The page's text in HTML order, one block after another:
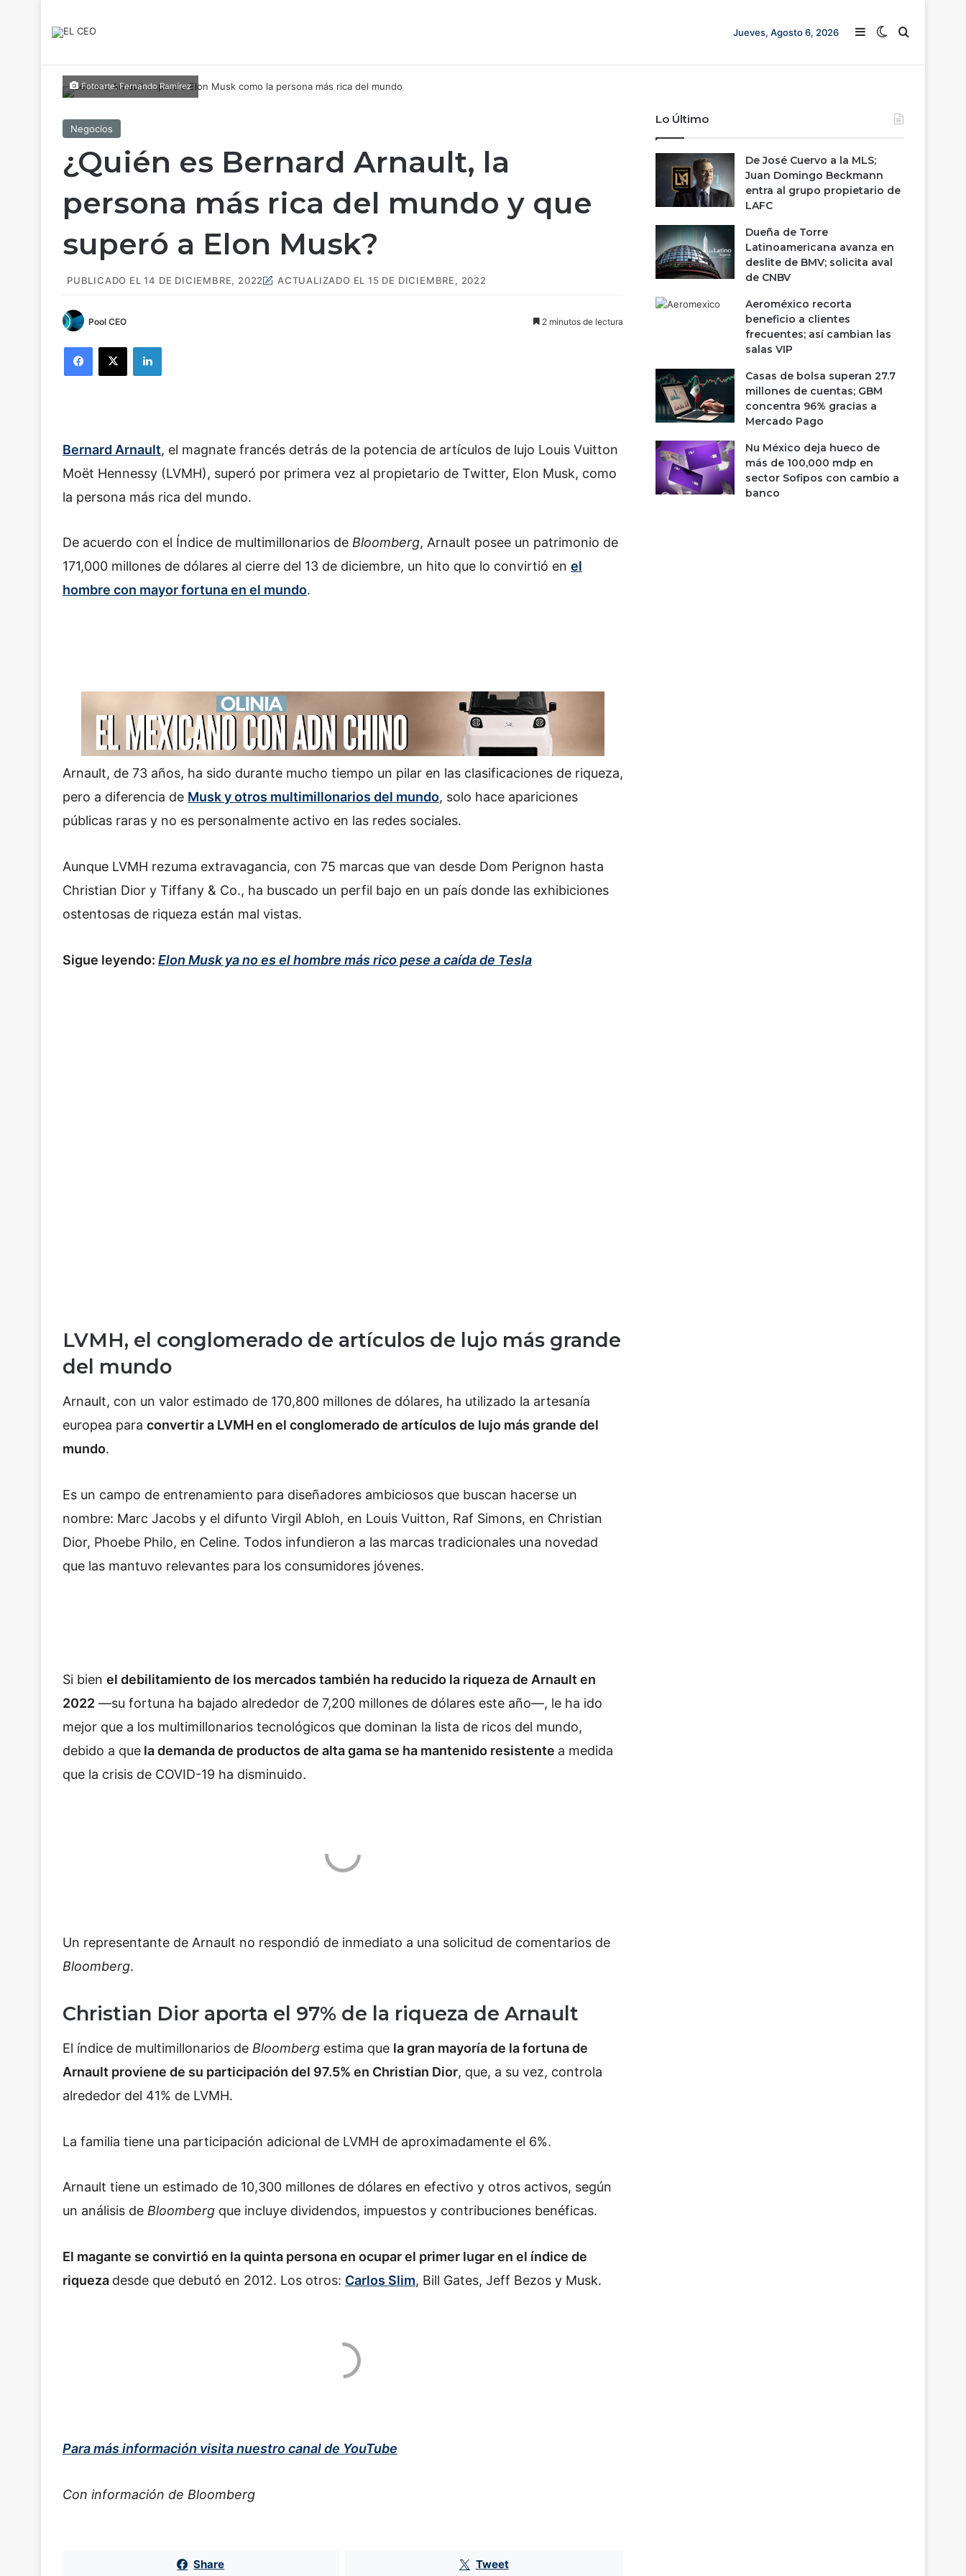
Jueves, Agosto 6, 2026 Barra lateral
Switch skin
Buscar
Fotoarte: Fernando Ramírez
Negocios
¿Quién es Bernard Arnault, la
persona más rica del mundo y que
superó a Elon Musk?
PUBLICADO EL 14 DE DICIEMBRE, 2022 ACTUALIZADO EL 15 DE DICIEMBRE, 2022
Pool CEO 2 minutos de lectura
Bernard Arnault, el magnate francés detrás de la potencia de artículos de lujo Louis Vuitton
Moët Hennessy (LVMH), superó por primera vez al propietario de Twitter, Elon Musk, como
la persona más rica del mundo.
De acuerdo con el Índice de multimillonarios de Bloomberg, Arnault posee un patrimonio de
171,000 millones de dólares al cierre del 13 de diciembre, un hito que lo convirtió en el
hombre con mayor fortuna en el mundo.
Arnault, de 73 años, ha sido durante mucho tiempo un pilar en las clasificaciones de riqueza,
pero a diferencia de Musk y otros multimillonarios del mundo, solo hace apariciones
públicas raras y no es personalmente activo en las redes sociales.
Aunque LVMH rezuma extravagancia, con 75 marcas que van desde Dom Perignon hasta
Christian Dior y Tiffany & Co., ha buscado un perfil bajo en un país donde las exhibiciones
ostentosas de riqueza están mal vistas.
Sigue leyendo: Elon Musk ya no es el hombre más rico pese a caída de Tesla
LVMH, el conglomerado de artículos de lujo más grande
del mundo
Arnault, con un valor estimado de 170,800 millones de dólares, ha utilizado la artesanía
europea para convertir a LVMH en el conglomerado de artículos de lujo más grande del
mundo.
Es un campo de entrenamiento para diseñadores ambiciosos que buscan hacerse un
nombre: Marc Jacobs y el difunto Virgil Abloh, en Louis Vuitton, Raf Simons, en Christian
Dior, Phoebe Philo, en Celine. Todos infundieron a las marcas tradicionales una novedad
que las mantuvo relevantes para los consumidores jóvenes.
Si bien el debilitamiento de los mercados también ha reducido la riqueza de Arnault en
2022 —su fortuna ha bajado alrededor de 7,200 millones de dólares este año—, le ha ido
mejor que a los multimillonarios tecnológicos que dominan la lista de ricos del mundo,
debido a que la demanda de productos de alta gama se ha mantenido resistente a medida
que la crisis de COVID-19 ha disminuido.
Un representante de Arnault no respondió de inmediato a una solicitud de comentarios de
Bloomberg.
Christian Dior aporta el 97% de la riqueza de Arnault
El índice de multimillonarios de Bloomberg estima que la gran mayoría de la fortuna de
Arnault proviene de su participación del 97.5% en Christian Dior, que, a su vez, controla
alrededor del 41% de LVMH.
La familia tiene una participación adicional de LVMH de aproximadamente el 6%.
Arnault tiene un estimado de 10,300 millones de dólares en efectivo y otros activos, según
un análisis de Bloomberg que incluye dividendos, impuestos y contribuciones benéficas.
El magante se convirtió en la quinta persona en ocupar el primer lugar en el índice de
riqueza desde que debutó en 2012. Los otros: Carlos Slim, Bill Gates, Jeff Bezos y Musk.
Para más información visita nuestro canal de YouTube
Con información de Bloomberg
Share Tweet
Lo Último
De José Cuervo a la MLS;
Juan Domingo Beckmann
entra al grupo propietario de
LAFC
Dueña de Torre
Latinoamericana avanza en
deslite de BMV; solicita aval
de CNBV
Aeroméxico recorta
beneficio a clientes
frecuentes; así cambian las
salas VIP
Casas de bolsa superan 27.7
millones de cuentas; GBM
concentra 96% gracias a
Mercado Pago
Nu México deja hueco de
más de 100,000 mdp en
sector Sofipos con cambio a
banco